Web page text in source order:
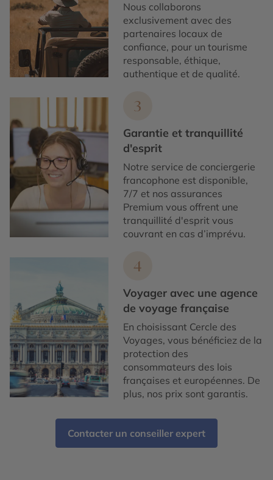
Nous collaborons
exclusivement avec des
partenaires locaux de
confiance, pour un tourisme
responsable, éthique,
authentique et de qualité.
3
Garantie et tranquillité
d'esprit
Notre service de conciergerie
francophone est disponible,
7/7 et nos assurances
Premium vous offrent une
tranquillité d'esprit vous
couvrant en cas d’imprévu.
4
Voyager avec une agence
de voyage française
En choisissant Cercle des
Voyages, vous bénéficiez de la
protection des
consommateurs des lois
françaises et européennes. De
plus, nos prix sont garantis.
Contacter un conseiller expert